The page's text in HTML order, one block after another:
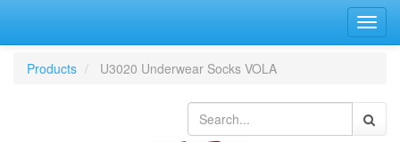
la
Products U3020 Underwear Socks VOLA